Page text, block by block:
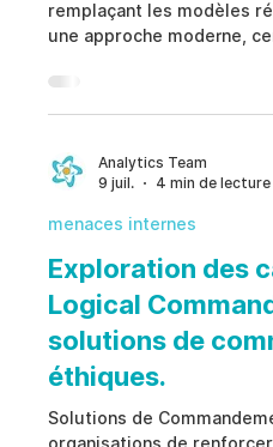
remplaçant les modèles
une approche moderne,
réel. Au lieu d’intervenir
se soit produit,
d’automatiser les
renforcer la prise de
Analytics Team
9 juil.
4 min de lecture
menaces internes
Exploration des
Logical
solutions de
éthiques.
Solutions de